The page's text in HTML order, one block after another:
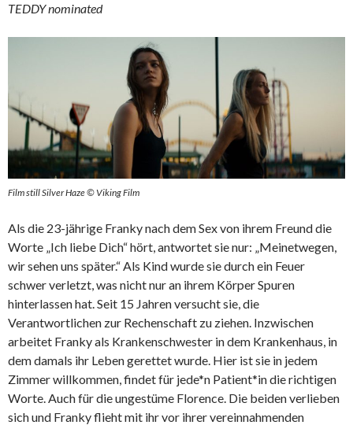
TEDDY nominated
Film still Silver Haze © Viking Film
Als die 23-jährige Franky nach dem Sex von ihrem Freund die
Worte „Ich liebe Dich“ hört, antwortet sie nur: „Meinetwegen,
wir sehen uns später.“ Als Kind wurde sie durch ein Feuer
schwer verletzt, was nicht nur an ihrem Körper Spuren
hinterlassen hat. Seit 15 Jahren versucht sie, die
Verantwortlichen zur Rechenschaft zu ziehen. Inzwischen
arbeitet Franky als Krankenschwester in dem Krankenhaus, in
dem damals ihr Leben gerettet wurde. Hier ist sie in jedem
Zimmer willkommen, findet für jede*n Patient*in die richtigen
Worte. Auch für die ungestüme Florence. Die beiden verlieben
sich und Franky flieht mit ihr vor ihrer vereinnahmenden